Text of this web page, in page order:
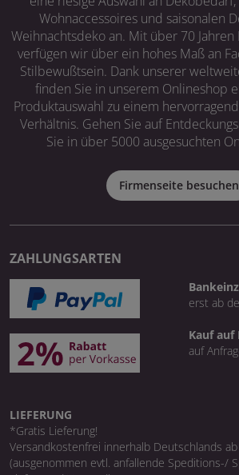
Wohnaccessoires und saisonalen
Weihnachtsdeko an. Mit über 70
verfügen wir über ein hohes Maß an
Stilbewußtsein. Dank unserer
finden Sie in unserem Onlineshop
Produktauswahl zu einem
Verhältnis. Gehen Sie auf
Sie in über 5000 ausgesuchten
Firmenseite besuchen
ZAHLUNGSARTEN
erst ab
Kauf auf
auf
LIEFERUNG
*Gratis Lieferung!
Versandkostenfrei innerhalb Deutschlands
(ausgenommen evtl. anfallende Speditions-/